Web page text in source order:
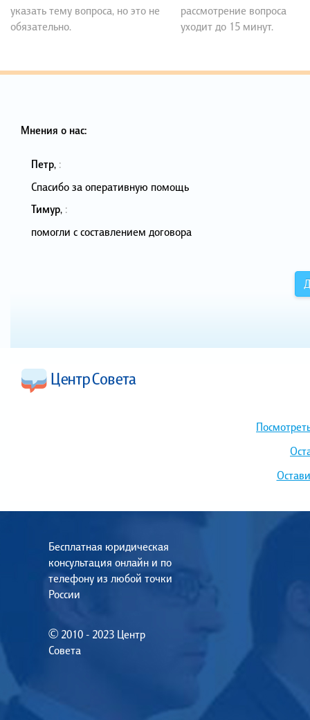
указать тему вопроса, но это не
обязательно.
рассмотрение вопроса
уходит до 15 минут.
Мнения о нас:
Петр, :
Спасибо за оперативную помощь
Тимур, :
помогли с составлением договора
Бесплатная юридическая
консультация онлайн и по
телефону из любой точки
России
© 2010 - 2023 Центр
Совета